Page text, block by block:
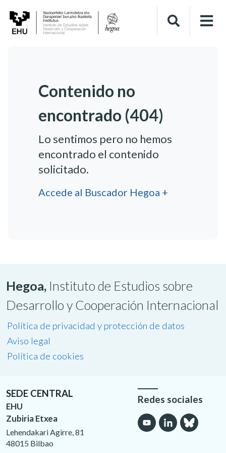
Contenido no
encontrado (404)
Lo sentimos pero no hemos
encontrado el contenido
solicitado.
Accede al Buscador Hegoa +
Hegoa, Instituto de Estudios sobre
Desarrollo y Cooperación Internacional
Política de privacidad y protección de datos
Aviso legal
Política de cookies
SEDE CENTRAL
EHU
Zubiria Etxea
Lehendakari Agirre, 81
48015 Bilbao
Redes sociales